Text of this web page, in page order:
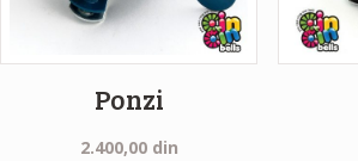
Ponzi
2.400,00 din